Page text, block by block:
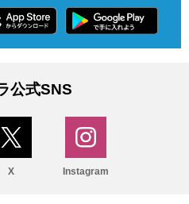
公式SNS
X Instagram